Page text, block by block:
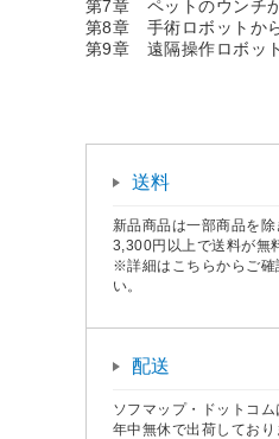
第7章 ペットのウンチ
第8章 手術ロボットか
第9章 遠隔操作ロボッ
送料
新品商品は一部商品を除
3,300円以上で送料が無
※詳細はこちらからご確
い。
配送
ソフマップ・ドットコム
年中無休で出荷しており